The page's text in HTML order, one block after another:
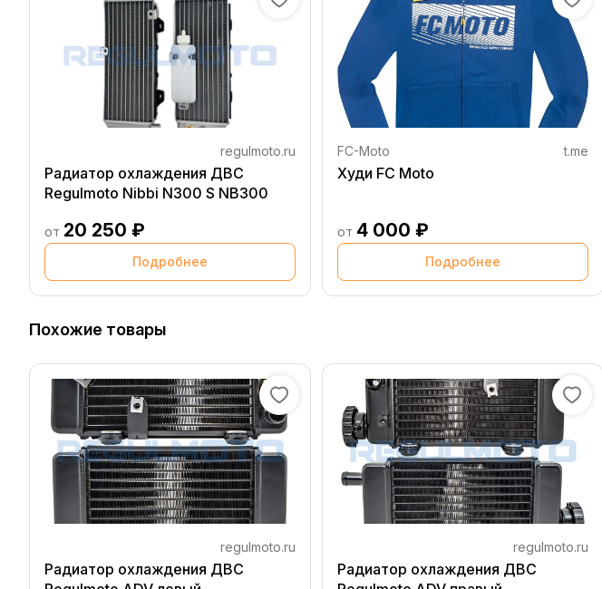
regulmoto.ru
Радиатор охлаждения ДВС
Regulmoto Nibbi N300 S NB300
от 20 250 ₽
Подробнее
FC-Moto t.me
Худи FC Moto
от 4 000 ₽
Подробнее
Похожие товары
regulmoto.ru
Радиатор охлаждения ДВС
regulmoto.ru
Радиатор охлаждения ДВС